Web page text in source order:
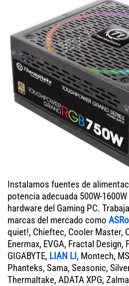
Instalamos fuentes de
potencia adecuada 500W-
hardware del Gaming PC.
marcas del mercado como
quiet!, Chieftec, Cooler Master,
Enermax, EVGA, Fractal Design,
GIGABYTE, LIAN LI, Montech,
Phanteks, Sama, Seasonic,
Thermaltake, ADATA XPG,